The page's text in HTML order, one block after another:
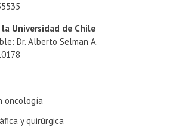
Universidad de Chile
Dr. Alberto Selman A.
oncología
y quirúrgica